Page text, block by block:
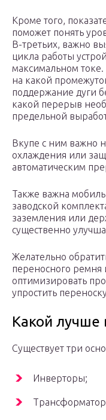
Кроме того,
поможет понять
В-третьих, важно
цикла работы
максимальном токе.
на какой
поддержание дуги
какой перерыв
предельной
Вкупе с ним важно
охлаждения или
автоматическим
Также важна
заводской
заземления или
существенно
Желательно
переносного ремня
оптимизировать
упростить
Какой лучше
Существует три
Инверторы;